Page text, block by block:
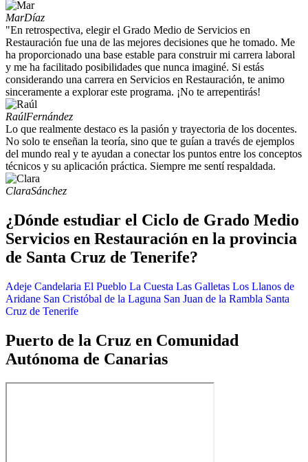
MarDíaz
"En retrospectiva, elegir el Grado Medio de Servicios en
Restauración fue una de las mejores decisiones que he tomado. Me
ha proporcionado una base estable para construir mi carrera laboral
y me ha facilitado posibilidades que nunca imaginé. Si estás
considerando una carrera en Servicios en Restauración, te animo
sinceramente a explorar este programa. ¡No te arrepentirás!
RaúlFernández
Lo que realmente destaco es la pasión y trayectoria de los docentes.
No solo te enseñan la teoría, sino que te guían a través de ejemplos
del mundo real y te ayudan a conectar los puntos entre los conceptos
técnicos y su aplicación práctica. Siempre me sentí respaldada.
ClaraSánchez
¿Dónde estudiar el Ciclo de Grado Medio
Servicios en Restauración en la provincia
de Santa Cruz de Tenerife?
Adeje Candelaria El Pueblo La Cuesta Las Galletas Los Llanos de
Aridane San Cristóbal de la Laguna San Juan de la Rambla Santa
Cruz de Tenerife
Puerto de la Cruz en Comunidad
Autónoma de Canarias